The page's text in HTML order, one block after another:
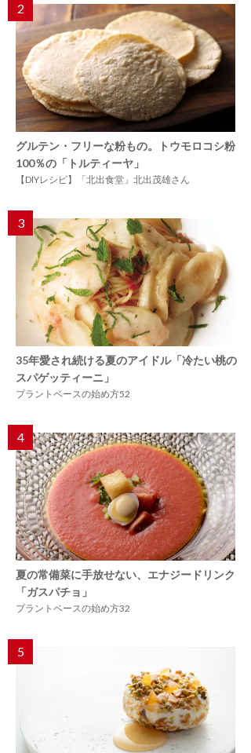
2
グルテン・フリーな粉もの。トウモロコシ粉
100％の「トルティーヤ」
【DIYレシピ】「北出食堂」北出茂雄さん
3
35年愛され続ける夏のアイドル「冷たい桃の
スパゲッティーニ」
プラントベースの始め方52
4
夏の常備菜に手放せない、エナジードリンク
「ガスパチョ」
プラントベースの始め方32
5